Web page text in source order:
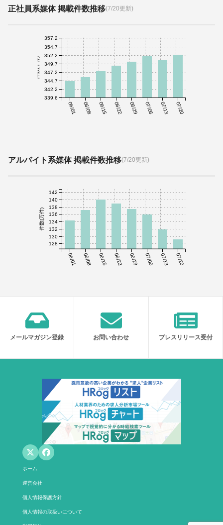
正社員系媒体 掲載件数推移(7/20更新)
06/01 06/08 06/15 06/22 06/29 07/06 07/13 07/20
件数(千件)
339.6
342.2
344.7
347.2
349.7
352.2
354.7
357.2
アルバイト系媒体 掲載件数推移(7/20更新)
06/01 06/08 06/15 06/22 06/29 07/06 07/13 07/20
件数(万件)
128
130
132
134
136
138
140
142
メールマガジン登録 お問い合わせ プレスリリース受付
ホーム
運営会社
個人情報保護方針
個人情報の取扱いについて